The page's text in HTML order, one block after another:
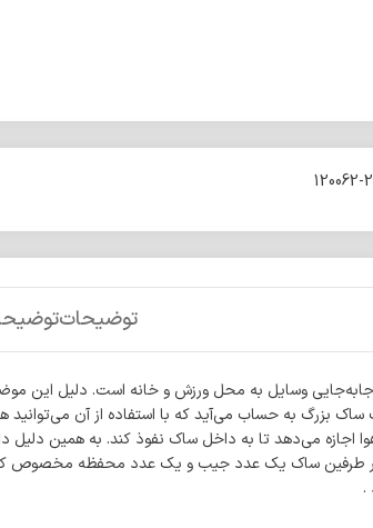
توضیحات
اجازه می‌دهد تا به داخل ساک نفوذ کند. به همین
طرفین ساک یک عدد جیب و یک عدد محفظه مخصوص
.